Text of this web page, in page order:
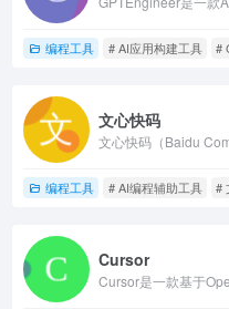
编程工具 # AI应用构建工具 #
文心快码
编程工具 # AI编程辅助工具 #
Cursor